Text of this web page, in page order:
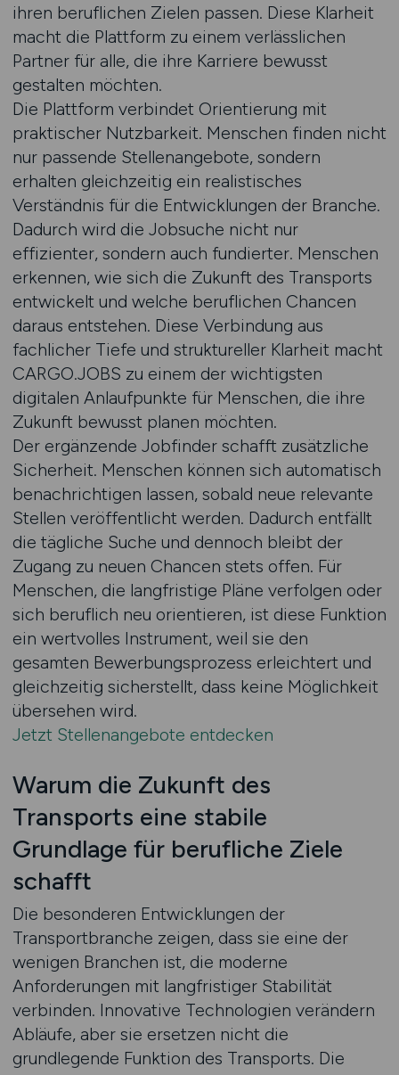
ihren beruflichen Zielen passen. Diese Klarheit
macht die Plattform zu einem verlässlichen
Partner für alle, die ihre Karriere bewusst
gestalten möchten.
Die Plattform verbindet Orientierung mit
praktischer Nutzbarkeit. Menschen finden nicht
nur passende Stellenangebote, sondern
erhalten gleichzeitig ein realistisches
Verständnis für die Entwicklungen der Branche.
Dadurch wird die Jobsuche nicht nur
effizienter, sondern auch fundierter. Menschen
erkennen, wie sich die Zukunft des Transports
entwickelt und welche beruflichen Chancen
daraus entstehen. Diese Verbindung aus
fachlicher Tiefe und struktureller Klarheit macht
CARGO.JOBS zu einem der wichtigsten
digitalen Anlaufpunkte für Menschen, die ihre
Zukunft bewusst planen möchten.
Der ergänzende Jobfinder schafft zusätzliche
Sicherheit. Menschen können sich automatisch
benachrichtigen lassen, sobald neue relevante
Stellen veröffentlicht werden. Dadurch entfällt
die tägliche Suche und dennoch bleibt der
Zugang zu neuen Chancen stets offen. Für
Menschen, die langfristige Pläne verfolgen oder
sich beruflich neu orientieren, ist diese Funktion
ein wertvolles Instrument, weil sie den
gesamten Bewerbungsprozess erleichtert und
gleichzeitig sicherstellt, dass keine Möglichkeit
übersehen wird.
Jetzt Stellenangebote entdecken
Warum die Zukunft des
Transports eine stabile
Grundlage für berufliche Ziele
schafft
Die besonderen Entwicklungen der
Transportbranche zeigen, dass sie eine der
wenigen Branchen ist, die moderne
Anforderungen mit langfristiger Stabilität
verbinden. Innovative Technologien verändern
Abläufe, aber sie ersetzen nicht die
grundlegende Funktion des Transports. Die